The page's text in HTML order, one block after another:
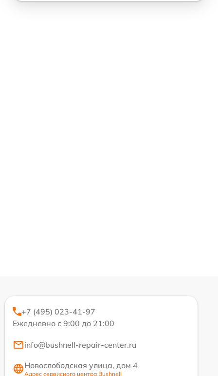
+7 (495) 023-41-97
Ежедневно с 9:00 до 21:00
info@bushnell-repair-center.ru
Новослободская улица, дом 4
Адрес сервисного центра Bushnell